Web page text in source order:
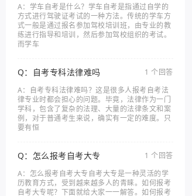
A：学车自考是什么？学车自考是指通过自学的
方式进行驾驶证考试的一种方法。传统的学车方
式一般是通过报名参加驾校培训班，由专业的教
练进行指导和培训，然后参加驾校组织的考试。
而学车
Q：自考专科法律难吗
1 个回答
A：自考专科法律难吗？这是很多人报考自考法
律专业时都会担心的问题。毕竟，法律作为一门
学科，包含了复杂的法理、大量的法律条文和案
例，对于普通考生来说，确实有一定的难度。只
要有恒
Q：怎么报考自考大专
1 个回答
A：怎么报考自考大专自考大专是一种灵活的学
历教育方式，受到越来越多人的青睐。如何报考
自考大专呢？下面就给大家一一解答。如何报考